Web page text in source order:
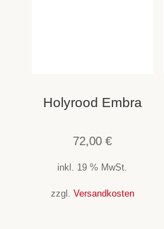
Holyrood Embra
72,00€
inkl. 19 % MwSt.
zzgl. Versandkosten